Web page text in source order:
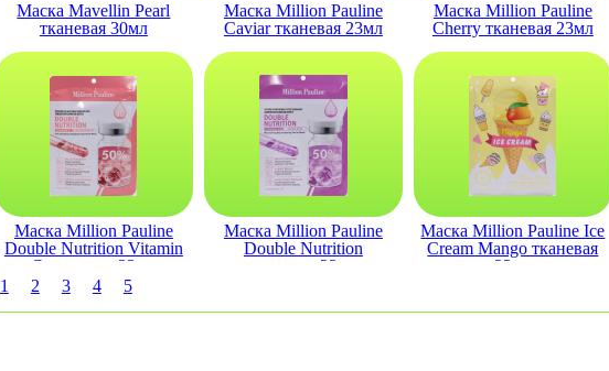
Маска Mavellin Pearl
тканевая 30мл
Маска Million Pauline
Caviar тканевая 23мл
Маска Million Pauline
Cherry тканевая 23мл
Маска Million Pauline
Double Nutrition Vitamin
C тканевая 23мл
Маска Million Pauline
Double Nutrition
тканевая 23мл
Маска Million Pauline Ice
Cream Mango тканевая
23мл
1 2 3 4 5